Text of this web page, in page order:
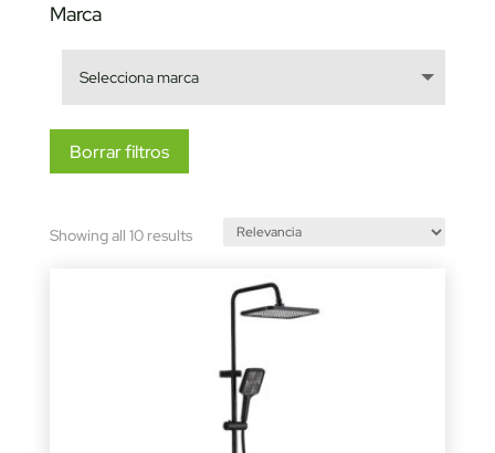
Marca
Borrar filtros
Showing all 10 resultsSorted